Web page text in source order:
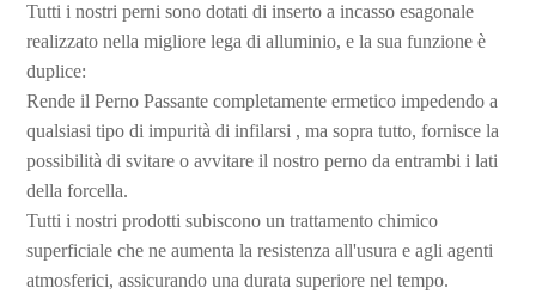
Tutti i nostri perni sono dotati di inserto a incasso esagonale
realizzato nella migliore lega di alluminio, e la sua funzione è
duplice:
Rende il Perno Passante completamente ermetico impedendo a
qualsiasi tipo di impurità di infilarsi , ma sopra tutto, fornisce la
possibilità di svitare o avvitare il nostro perno da entrambi i lati
della forcella.
Tutti i nostri prodotti subiscono un trattamento chimico
superficiale che ne aumenta la resistenza all'usura e agli agenti
atmosferici, assicurando una durata superiore nel tempo.